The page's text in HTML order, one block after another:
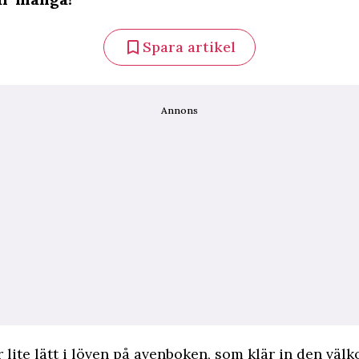
Spara artikel
Annons
lite lätt i löven på avenboken, som klär in den